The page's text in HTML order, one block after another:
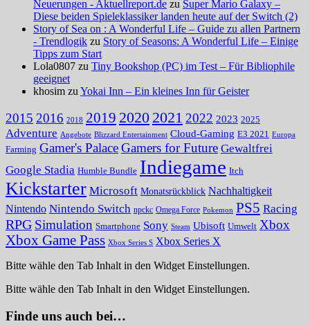
Neuerungen - Aktuellreport.de zu Super Mario Galaxy –
Diese beiden Spieleklassiker landen heute auf der Switch (2)
Story of Sea on : A Wonderful Life – Guide zu allen Partnern
- Trendlogik zu Story of Seasons: A Wonderful Life – Einige
Tipps zum Start
Lola0807 zu Tiny Bookshop (PC) im Test – Für Bibliophile
geeignet
khosim zuYokai Inn – Ein kleines Inn für Geister
2015 2016 2018 2019 2020 2021 2022 2023 2025
Adventure Angebote Blizzard Entertainment Cloud-Gaming E3 2021 Europa
Farming Gamer's PalaceGamers for Future Gewaltfrei
Google Stadia Humble Bundle Indiegame Itch
Kickstarter Microsoft Monatsrückblick Nachhaltigkeit
Nintendo Nintendo Switch npckc Omega Force Pokemon PS5 Racing
RPG Simulation Smartphone Sony Steam Ubisoft Umwelt Xbox
Xbox Game Pass Xbox Series S Xbox Series X
Bitte wähle den Tab Inhalt in den Widget Einstellungen.
Bitte wähle den Tab Inhalt in den Widget Einstellungen.
Finde uns auch bei…